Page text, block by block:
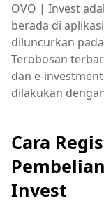
OVO | Invest
berada di
diluncurkan
Terobosan
dan e-
dilakukan
Cara
Invest